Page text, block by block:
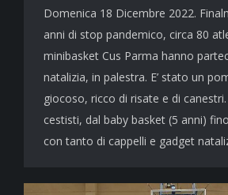
Domenica 18 Dicembre 2022.
anni di stop pandemico, circa 80
minibasket Cus Parma hanno
natalizia, in palestra. E’ stato un
giocoso, ricco di risate e di
cestisti, dal baby basket (5 anni)
con tanto di cappelli e gadget